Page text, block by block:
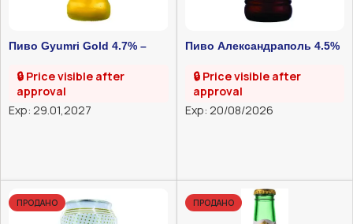
Пиво Gyumri Gold 4.7% –
🔒 Price visible after
approval
Exp: 29.01,2027
Пиво Александраполь 4.5%
🔒 Price visible after
approval
Exp: 20/08/2026
ПРОДАНО ПРОДАНО